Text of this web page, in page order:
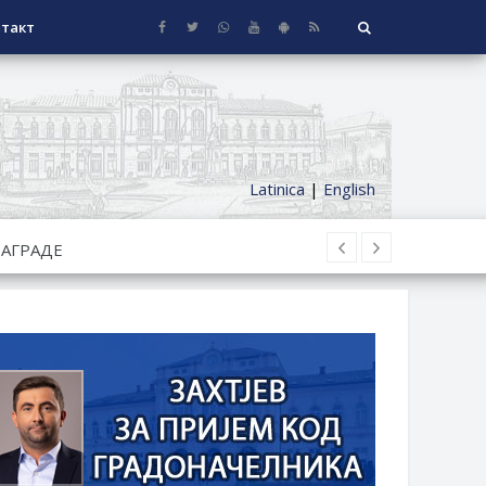
Latinica|English
КУЋЕ СА ОКУЋНИЦОМ НА
БОРАЧКИ ДОДАТАК ЗА